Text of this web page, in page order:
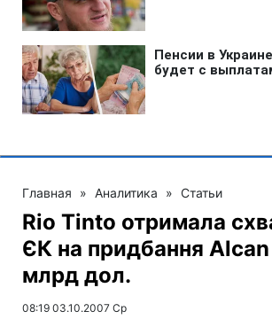
Главная » Аналитика » Статьи
Rio Tinto отримала
ЄК на придбання Alcan
млрд дол.
08:19 03.10.2007 Ср